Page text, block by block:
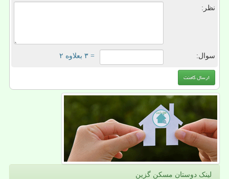
نظر:
سوال: = ۳ بعلاوه ۲
لینک دوستان مسكن گزین